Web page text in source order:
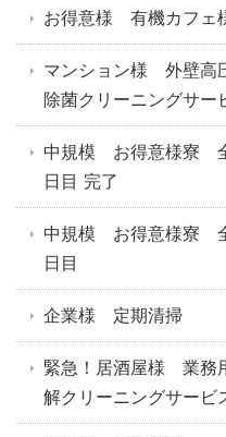
お得意様 有機カフェ
マンション様 外壁高
除菌クリーニングサー
中規模 お得意様寮
日目 完了
中規模 お得意様寮
日目
企業様 定期清掃
緊急！居酒屋様 業務
解クリーニングサービ